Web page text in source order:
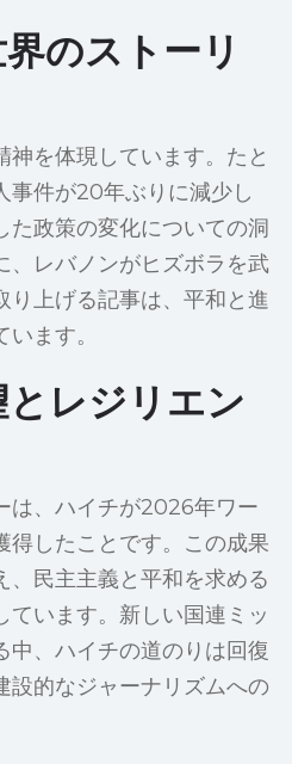
のストーリ
を体現しています。たと
事件が20年ぶりに減少し
た政策の変化についての洞
、レバノンがヒズボラを武
り上げる記事は、平和と進
ます。
レジリエン
は、ハイチが2026年ワー
得したことです。この成果
、民主主義と平和を求める
ています。新しい国連ミッ
中、ハイチの道のりは回復
設的なジャーナリズムへの